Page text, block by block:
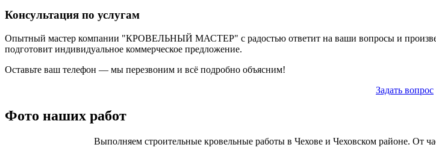
Консультация по услугам
Опытный мастер компании "КРОВЕЛЬНЫЙ МАСТЕР" с радостью ответит на ваши вопросы и
подготовит индивидуальное коммерческое предложение.
Оставьте ваш телефон — мы перезвоним и всё подробно объясним!
Задать вопрос
Фото наших работ
Выполняем строительные кровельные работы в Чехове и Чеховском районе. От